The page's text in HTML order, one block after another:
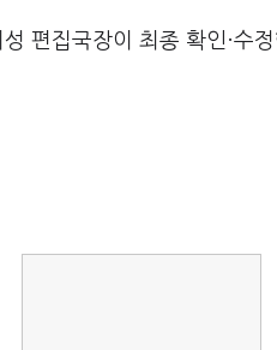
편집국장이 최종 확인·수정